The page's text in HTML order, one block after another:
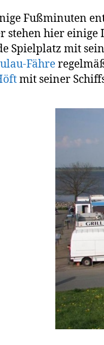
Fußminuten
stehen hier einige
Spielplatz mit
Fähre
mit seiner